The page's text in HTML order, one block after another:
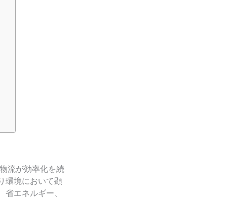
流が効率化を続
環境において顕
エネルギー、